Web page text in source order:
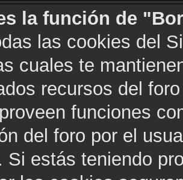
la función de
las cookies del
cuales te
recursos del
funciones
del foro por el
Si estás teniendo